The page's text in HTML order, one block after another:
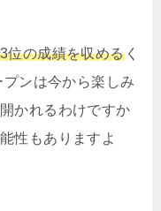
位の成績を収めるく
ンは今から楽しみ
かれるわけですか
性もありますよ